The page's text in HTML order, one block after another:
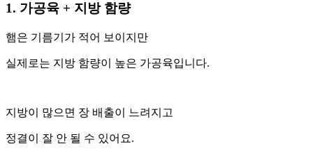
1. 가공육 + 지방 함량
햄은 기름기가 적어 보이지만
실제로는 지방 함량이 높은 가공육입니다.
지방이 많으면 장 배출이 느려지고
정결이 잘 안 될 수 있어요.